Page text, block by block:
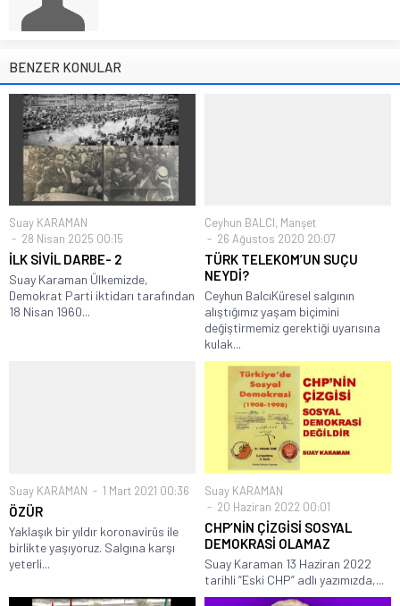
BENZER KONULAR
Suay KARAMAN
28 Nisan 2025 00:15
İLK SİVİL DARBE- 2
Suay Karaman Ülkemizde,
Demokrat Parti iktidarı tarafından
18 Nisan 1960...
Ceyhun BALCI, Manşet
26 Ağustos 2020 20:07
TÜRK TELEKOM’UN SUÇU
NEYDİ?
Ceyhun BalcıKüresel salgının
alıştığımız yaşam biçimini
değiştirmemiz gerektiği uyarısına
kulak...
Suay KARAMAN 1 Mart 2021 00:36
ÖZÜR
Yaklaşık bir yıldır koronavirüs ile
birlikte yaşıyoruz. Salgına karşı
yeterli...
Suay KARAMAN
20 Haziran 2022 00:01
CHP’NİN ÇİZGİSİ SOSYAL
DEMOKRASİ OLAMAZ
Suay Karaman 13 Haziran 2022
tarihli “Eski CHP” adlı yazımızda,...